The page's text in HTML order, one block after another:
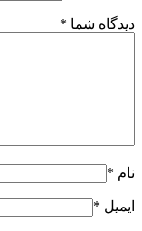
دیدگاه شما *
نام *
ایمیل *